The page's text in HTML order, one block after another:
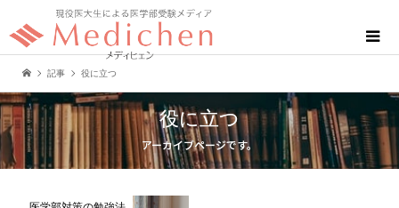
記事 役に立つ
役に立つ
アーカイブページです。